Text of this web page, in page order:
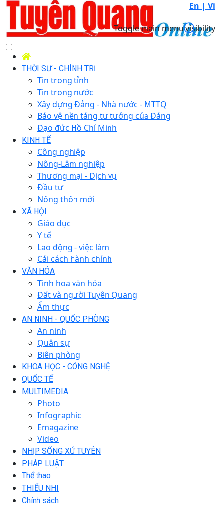
En | Vi
Toggle main menu visibility
THỜI SỰ - CHÍNH TRỊ
Tin trong tỉnh
Tin trong nước
Xây dựng Đảng - Nhà nước - MTTQ
Bảo vệ nền tảng tư tưởng của Đảng
Đạo đức Hồ Chí Minh
KINH TẾ
Công nghiệp
Nông-Lâm nghiệp
Thương mại - Dịch vụ
Đầu tư
Nông thôn mới
XÃ HỘI
Giáo dục
Y tế
Lao động - việc làm
Cải cách hành chính
VĂN HÓA
Tinh hoa văn hóa
Đất và người Tuyên Quang
Ẩm thực
AN NINH - QUỐC PHÒNG
An ninh
Quân sự
Biên phòng
KHOA HỌC - CÔNG NGHỆ
QUỐC TẾ
MULTIMEDIA
Photo
Infographic
Emagazine
Video
NHỊP SỐNG XỨ TUYÊN
PHÁP LUẬT
Thể thao
THIẾU NHI
Chính sách